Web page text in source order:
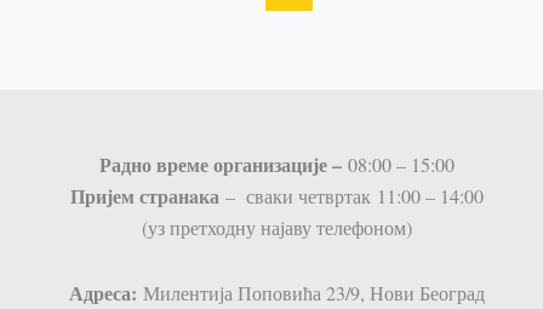
Радно време организације – 08:00 – 15:00
Пријем странaка – сваки четвртак 11:00 – 14:00
(уз претходну најаву телефоном)
Адреса: Милентија Поповића 23/9, Нови Београд